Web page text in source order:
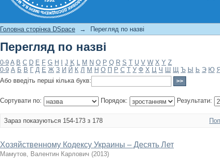
Перегляд по назві
Головна сторінка DSpace → Перегляд по назві
Перегляд по назві
0-9 A B C D E F G H J K L M N O P Q R S T U V W X Y Z
0-9 А Б В Г Д Е Ж З И Й К Л М Н О П Р С Т У Ф Х Ц Ч Ш Щ Ъ Ы Ь Э Ю
Або введіть перші кілька букв:
Сортувати по: Порядок: Результати:
Зараз показуються 154-173 з 178
Хозяйственному Кодексу Украины – Десять Лет
Мамутов, Валентин Карлович (2013)